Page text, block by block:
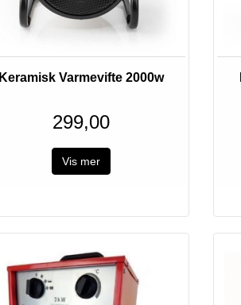
Keramisk Varmevifte 2000w
299,00
Vis mer